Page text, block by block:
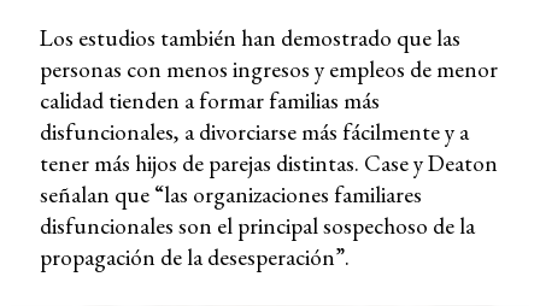
Los estudios también han demostrado que las
personas con menos ingresos y empleos de menor
calidad tienden a formar familias más
disfuncionales, a divorciarse más fácilmente y a
tener más hijos de parejas distintas. Case y Deaton
señalan que “las organizaciones familiares
disfuncionales son el principal sospechoso de la
propagación de la desesperación”.